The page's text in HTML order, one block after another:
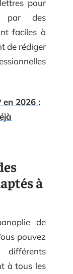
pour
par des
faciles à
de rédiger
en 2026 :
à
de
pouvez
différents
à tous les